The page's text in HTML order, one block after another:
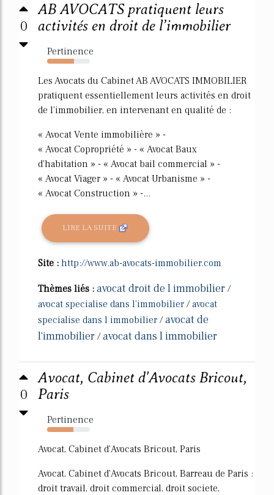
0
AB AVOCATS pratiquent leurs
activités en droit de l’immobilier
Pertinence
63%
Les Avocats du Cabinet AB AVOCATS IMMOBILIER
pratiquent essentiellement leurs activités en droit
de l'immobilier, en intervenant en qualité de :
« Avocat Vente immobilière » -
« Avocat Copropriété » - « Avocat Baux
d'habitation » - « Avocat bail commercial » -
« Avocat Viager » - « Avocat Urbanisme » -
« Avocat Construction » -...
LIRE LA SUITE
Site : http://www.ab-avocats-immobilier.com
Thèmes liés : avocat droit de l immobilier /
avocat specialise dans l'immobilier /avocat
specialise dans l immobilier /avocat de
l'immobilier /avocat dans l immobilier
0
Avocat, Cabinet d'Avocats Bricout,
Paris
Pertinence
61%
Avocat, Cabinet d'Avocats Bricout, Paris
Avocat, Cabinet d'Avocats Bricout, Barreau de Paris :
droit travail, droit commercial, droit societe,